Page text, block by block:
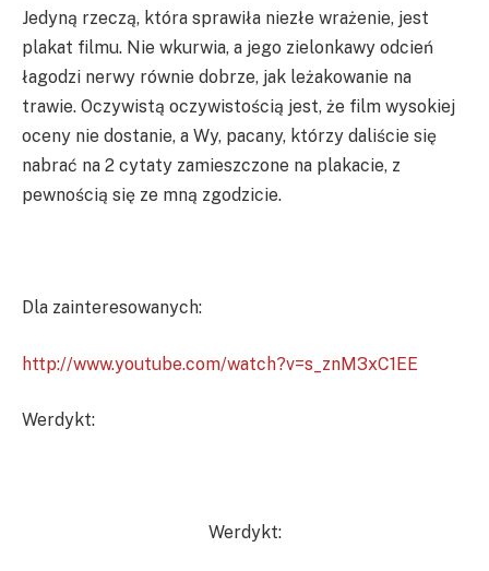
Jedyną rzeczą, która sprawiła niezłe wrażenie, jest
plakat filmu. Nie wkurwia, a jego zielonkawy odcień
łagodzi nerwy równie dobrze, jak leżakowanie na
trawie. Oczywistą oczywistością jest, że film wysokiej
oceny nie dostanie, a Wy, pacany, którzy daliście się
nabrać na 2 cytaty zamieszczone na plakacie, z
pewnością się ze mną zgodzicie.
Dla zainteresowanych:
http://www.youtube.com/watch?v=s_znM3xC1EE
Werdykt:
Werdykt: